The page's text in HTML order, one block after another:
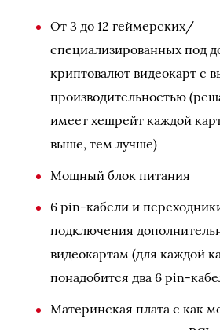
От 3 до 12 геймерских/
специализированных под
криптовалют видеокарт с
производительностью
имеет хешрейт каждой
выше, тем лучше)
Мощный блок питания
6 pin-кабели и
подключения
видеокартам (для каждой
понадобится два 6 pin-
Материнская плата с как